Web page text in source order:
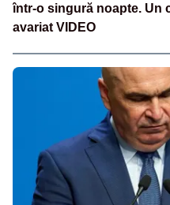
într-o singură noapte. Un
avariat VIDEO